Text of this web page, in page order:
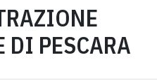
DI PESCARA